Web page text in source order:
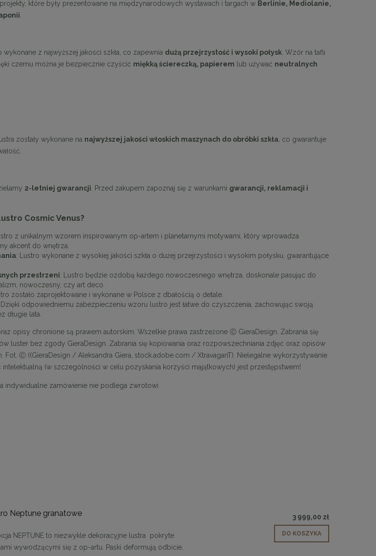
629,10 zł
Najniższa cena:
DO KOSZYKA
719,10 zł
DO KOSZYKA
które były prezentowane na międzynarodowych wystawach i targach w Berlinie, Mediolanie,
.
wykonane z najwyższej jakości szkła, co zapewnia dużą przejrzystość i wysoki połysk . Wzór na tafli
czemu można je bezpiecznie czyścić miękką ściereczką, papierem lub używać neutralnych
zostały wykonane na najwyższej jakości włoskich maszynach do obróbki szkła , co gwarantuje
2-letniej gwarancji . Przed zakupem zapoznaj się z warunkami gwarancji, reklamacji i
Cosmic Venus?
z unikalnym wzorem inspirowanym op-artem i planetarnymi motywami, który wprowadza
akcent do wnętrza.
: Lustro wykonane z wysokiej jakości szkła o dużej przejrzystości i wysokim połysku, gwarantujące
przestrzeni: Lustro będzie ozdobą każdego nowoczesnego wnętrza, doskonale pasując do
nowoczesny, czy art deco.
zostało zaprojektowane i wykonane w Polsce z dbałością o detale.
Dzięki odpowiedniemu zabezpieczeniu wzoru lustro jest łatwe do czyszczenia, zachowując swoją
długie lata.
opisy chronione są prawem autorskim. Wszelkie prawa zastrzeżone Ⓒ GieraDesign. Zabrania się
luster bez zgody GieraDesign. Zabrania się kopiowania oraz rozpowszechniania zdjęć oraz opisów
Fot. Ⓒ ((GieraDesign / Aleksandra Giera, stock.adobe.com / XtravaganT). Nielegalne wykorzystywanie
intelektualną (w szczególności w celu pozyskania korzyści majątkowych) jest przestępstwem!
indywidualne zamówienie nie podlega zwrotowi
Neptune granatowe
NEPTUNE to niezwykle dekoracyjne lustra pokryte
wywodzącymi się z op-artu. Paski deformują odbicie,
3 999,00 zł
DO KOSZYKA